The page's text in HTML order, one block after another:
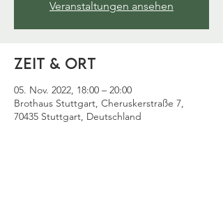
Veranstaltungen ansehen
Zeit & Ort
05. Nov. 2022, 18:00 – 20:00
Brothaus Stuttgart, Cheruskerstraße 7,
70435 Stuttgart, Deutschland